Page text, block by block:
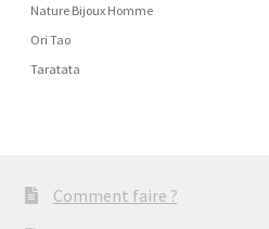
Nature Bijoux Homme
Ori Tao
Taratata
Comment faire ?